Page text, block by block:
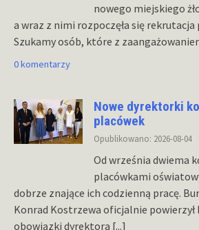
nowego miejskiego
a wraz z nimi rozpoczęła się rekrutacja
Szukamy osób, które z
0 komentarzy
Nowe dyrektorki
placówek
Opublikowano: 2026-08-04
Od września dwiema
placówkami
dobrze znające ich codzienną pracę.
Konrad Kostrzewa oficjalnie powierzył
obowiązki dyrektora [...]